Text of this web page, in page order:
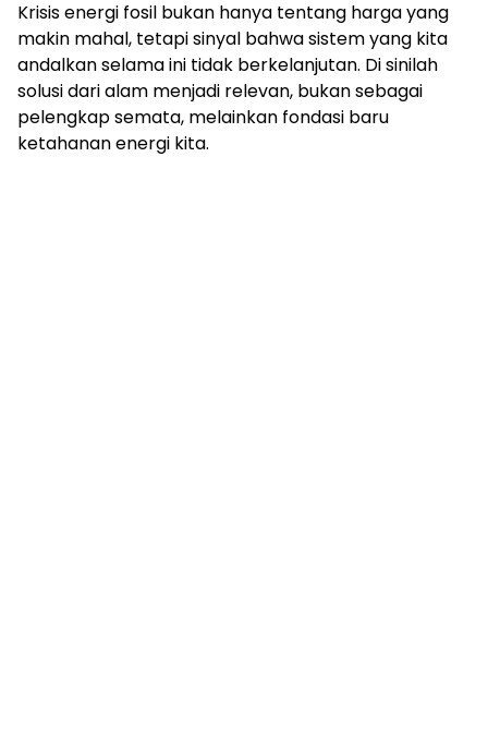
Krisis energi fosil bukan hanya tentang harga yang
makin mahal, tetapi sinyal bahwa sistem yang kita
andalkan selama ini tidak berkelanjutan. Di sinilah
solusi dari alam menjadi relevan, bukan sebagai
pelengkap semata, melainkan fondasi baru
ketahanan energi kita.